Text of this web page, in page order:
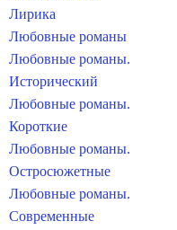
Лирика
Любовные романы
Любовные романы.
Исторический
Любовные романы.
Короткие
Любовные романы.
Остросюжетные
Любовные романы.
Современные